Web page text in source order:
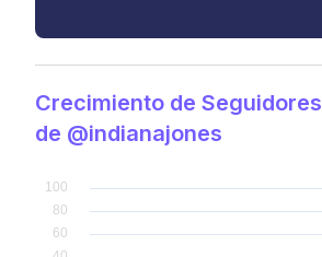
Crecimiento de Seguidores
de @indianajones